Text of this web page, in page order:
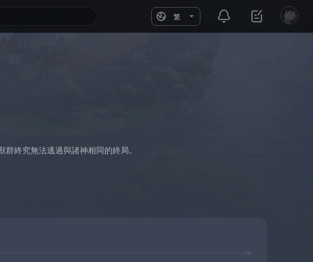
繁
終究無法逃過與諸神相同的終局。